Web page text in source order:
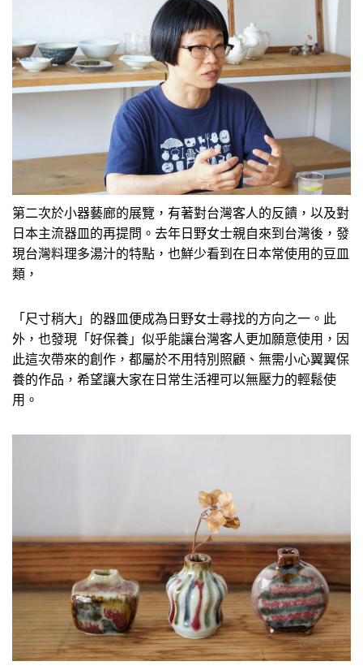
第二次於小器藝廊的展覽，有著對台灣客人的反饋，以及對
日本主流器皿的再提問。去年日野女士親自來到台灣後，發
現台灣料理多湯汁的特點，也鮮少看到在日本常使用的豆皿
類，
「尺寸稍大」的器皿便成為日野女士尋找的方向之一。此
外，也發現「好保養」似乎能讓台灣客人更加願意使用，因
此這次帶來的創作，都屬於不用特別照顧、無需小心翼翼保
養的作品，希望讓大家在日常生活裡可以無壓力的輕鬆使
用。